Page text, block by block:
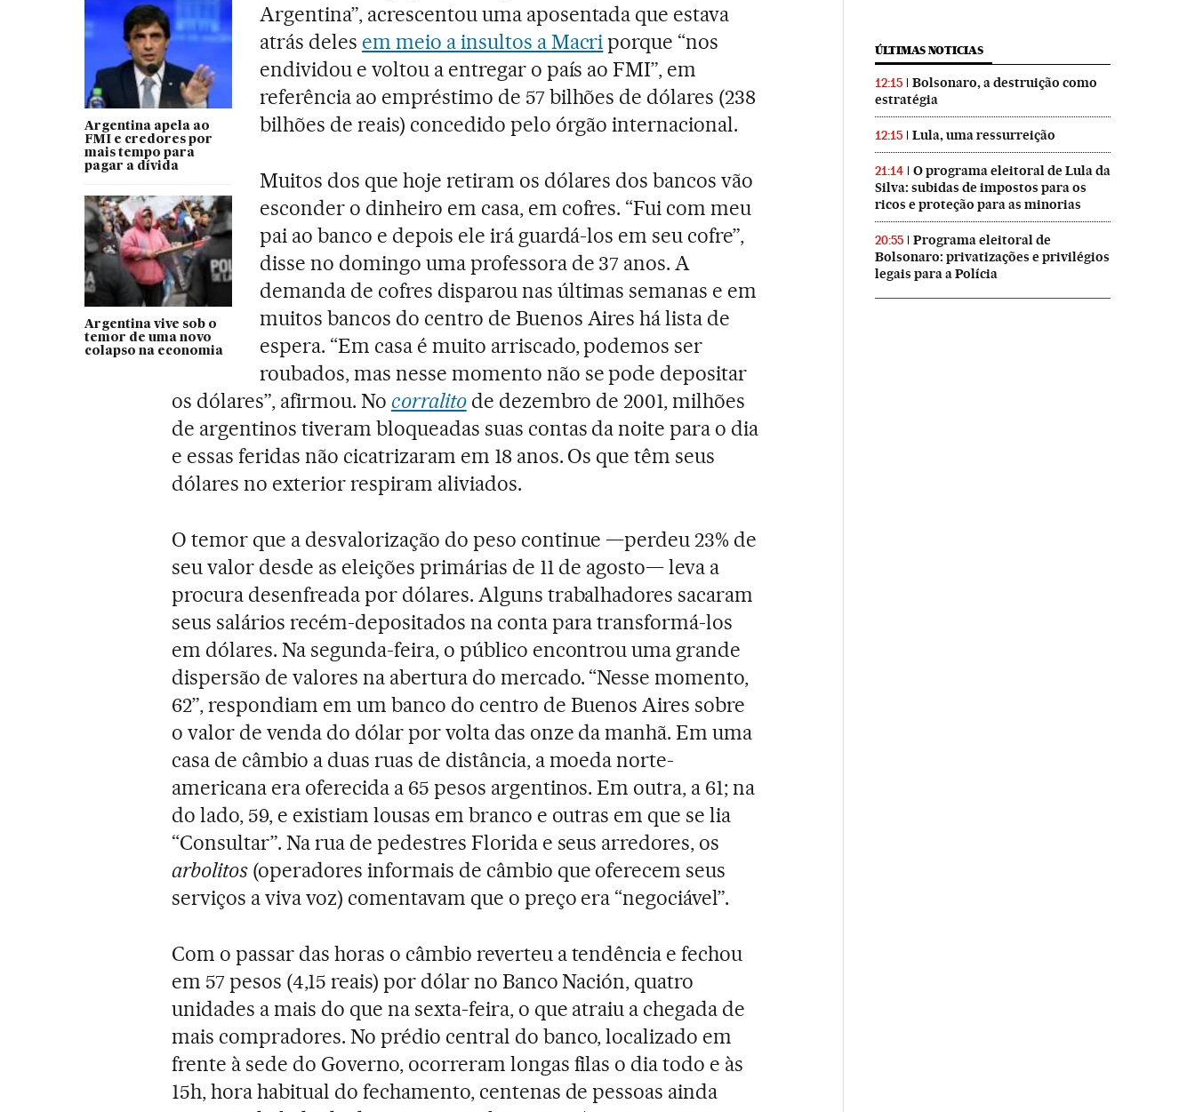
Argentina apela ao
FMI e credores por
mais tempo para
pagar a dívida
Argentina vive sob o
temor de uma novo
colapso na economia
Argentina”, acrescentou uma aposentada que estava
atrás deles em meio a insultos a Macriporque “nos
endividou e voltou a entregar o país ao FMI”, em
referência ao empréstimo de 57 bilhões de dólares (238
bilhões de reais) concedido pelo órgão internacional.
Muitos dos que hoje retiram os dólares dos bancos vão
esconder o dinheiro em casa, em cofres. “Fui com meu
pai ao banco e depois ele irá guardá-los em seu cofre”,
disse no domingo uma professora de 37 anos. A
demanda de cofres disparou nas últimas semanas e em
muitos bancos do centro de Buenos Aires há lista de
espera. “Em casa é muito arriscado, podemos ser
roubados, mas nesse momento não se pode depositar
os dólares”, afirmou. No corralito de dezembro de 2001, milhões
de argentinos tiveram bloqueadas suas contas da noite para o dia
e essas feridas não cicatrizaram em 18 anos. Os que têm seus
dólares no exterior respiram aliviados.
O temor que a desvalorização do peso continue —perdeu 23% de
seu valor desde as eleições primárias de 11 de agosto— leva a
procura desenfreada por dólares. Alguns trabalhadores sacaram
seus salários recém-depositados na conta para transformá-los
em dólares. Na segunda-feira, o público encontrou uma grande
dispersão de valores na abertura do mercado. “Nesse momento,
62”, respondiam em um banco do centro de Buenos Aires sobre
o valor de venda do dólar por volta das onze da manhã. Em uma
casa de câmbio a duas ruas de distância, a moeda norte-
americana era oferecida a 65 pesos argentinos. Em outra, a 61; na
do lado, 59, e existiam lousas em branco e outras em que se lia
“Consultar”. Na rua de pedestres Florida e seus arredores, os
arbolitos (operadores informais de câmbio que oferecem seus
serviços a viva voz) comentavam que o preço era “negociável”.
Com o passar das horas o câmbio reverteu a tendência e fechou
em 57 pesos (4,15 reais) por dólar no Banco Nación, quatro
unidades a mais do que na sexta-feira, o que atraiu a chegada de
mais compradores. No prédio central do banco, localizado em
frente à sede do Governo, ocorreram longas filas o dia todo e às
15h, hora habitual do fechamento, centenas de pessoas ainda
ÚLTIMAS NOTICIAS
12:15
Bolsonaro, a destruição como
estratégia
12:15 Lula, uma ressurreição
21:14
O programa eleitoral de Lula da
Silva: subidas de impostos para os
ricos e proteção para as minorias
20:55
Programa eleitoral de
Bolsonaro: privatizações e privilégios
legais para a Polícia